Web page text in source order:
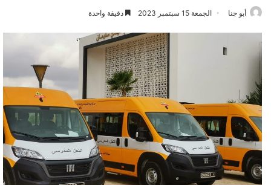
أبو جنا الجمعة 15 سبتمبر 2023 دقيقة واحدة